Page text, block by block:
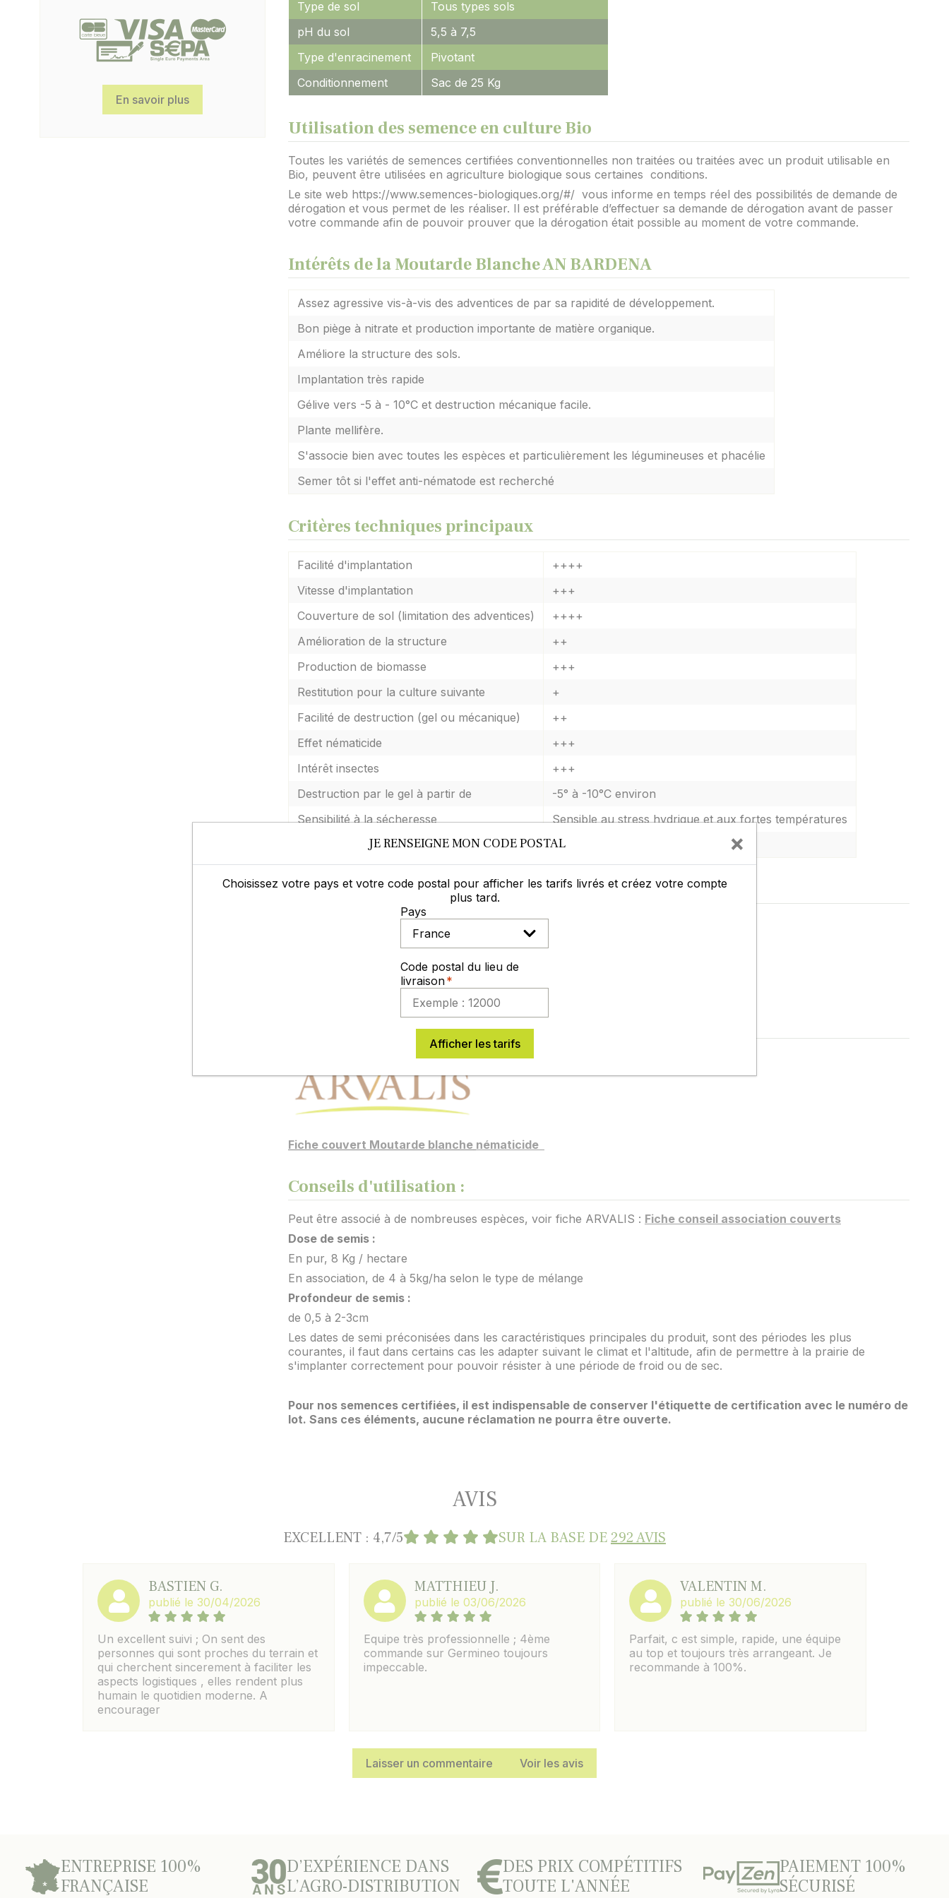
En savoir plus
Type de sol
Tous types sols
pH du sol
5,5 à 7,5
Type d'enracinement
Pivotant
Conditionnement
Sac de 25 Kg
Utilisation des semence en culture Bio
Toutes les variétés de semences certifiées conventionnelles non traitées ou traitées avec un produit utilisable en
Bio, peuvent être utilisées en agriculture biologique sous certaines conditions.
Le site web https://www.semences-biologiques.org/#/ vous informe en temps réel des possibilités de demande de
dérogation et vous permet de les réaliser. Il est préférable d’effectuer sa demande de dérogation avant de passer
votre commande afin de pouvoir prouver que la dérogation était possible au moment de votre commande.
Intérêts de la Moutarde Blanche AN BARDENA
Assez agressive vis-à-vis des adventices de par sa rapidité de développement.
Bon piège à nitrate et production importante de matière organique.
Améliore la structure des sols.
Implantation très rapide
Gélive vers -5 à - 10°C et destruction mécanique facile.
Plante mellifère.
S'associe bien avec toutes les espèces et particulièrement les légumineuses et phacélie
Semer tôt si l'effet anti-nématode est recherché
Critères techniques principaux
Facilité d'implantation
++++
Vitesse d'implantation
+++
Couverture de sol (limitation des adventices)
++++
Amélioration de la structure
++
Production de biomasse
+++
Restitution pour la culture suivante
+
Facilité de destruction (gel ou mécanique)
++
Effet nématicide
+++
Intérêt insectes
+++
Destruction par le gel à partir de
-5° à -10°C environ
Sensibilité à la sécheresse
Sensible au stress hydrique et aux fortes températures
7 grammes
Limites de la Moutarde Blanche AN BARDENA
Sensible au stress hydrique et fortes chaleurs, dans le cas des semis precoces
Si très développée, broyage nécessaire avant labour
Fiche conseil couvert Moutarde blanche nématicide
Fiche couvert Moutarde blanche nématicide
Conseils d'utilisation :
Peut être associé à de nombreuses espèces, voir fiche ARVALIS : Fiche conseil association couverts
Dose de semis :
En pur, 8 Kg / hectare
En association, de 4 à 5kg/ha selon le type de mélange
Profondeur de semis :
de 0,5 à 2-3cm
Les dates de semi préconisées dans les caractéristiques principales du produit, sont des périodes les plus
courantes, il faut dans certains cas les adapter suivant le climat et l'altitude, afin de permettre à la prairie de
s'implanter correctement pour pouvoir résister à une période de froid ou de sec.
Pour nos semences certifiées, il est indispensable de conserver l'étiquette de certification avec le numéro de
lot. Sans ces éléments, aucune réclamation ne pourra être ouverte.
AVIS
EXCELLENT : 4,7/5 SUR LA BASE DE292 AVIS
BASTIEN G.
publié le 30/04/2026
Un excellent suivi ; On sent des
personnes qui sont proches du terrain et
qui cherchent sincerement à faciliter les
aspects logistiques , elles rendent plus
humain le quotidien moderne. A
encourager
MATTHIEU J.
publié le 03/06/2026
Equipe très professionnelle ; 4ème
commande sur Germineo toujours
impeccable.
VALENTIN M.
publié le 30/06/2026
Parfait, c est simple, rapide, une équipe
au top et toujours très arrangeant. Je
recommande à 100%.
Laisser un commentaire Voir les avis
ENTREPRISE 100%
FRANÇAISE
D’EXPÉRIENCE DANS
L’AGRO-DISTRIBUTION
DES PRIX COMPÉTITIFS
TOUTE L'ANNÉE
PAIEMENT 100%
SÉCURISÉ
JE RENSEIGNE MON CODE POSTAL ×
Choisissez votre pays et votre code postal pour afficher les tarifs livrés et créez votre compte
plus tard.
Pays
Code postal du lieu de
livraison
Afficher les tarifs